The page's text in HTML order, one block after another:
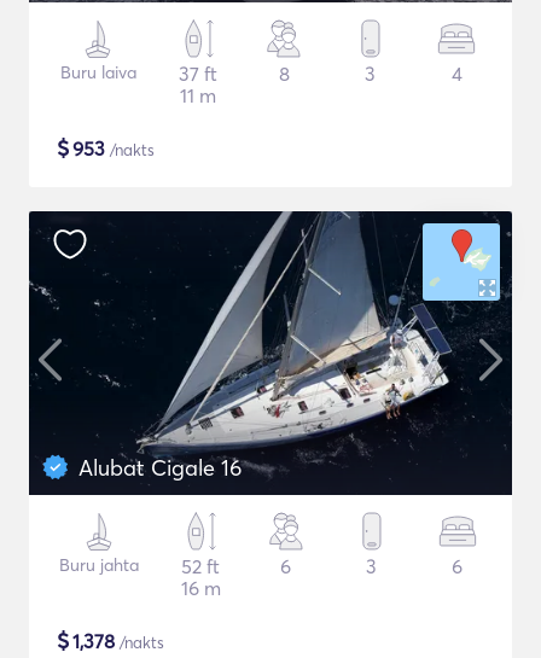
Buru laiva
37 ft
11 m
8 3 4
$953 /nakts
Alubat Cigale 16
Buru jahta
52 ft
16 m
6 3 6
$1,378 /nakts